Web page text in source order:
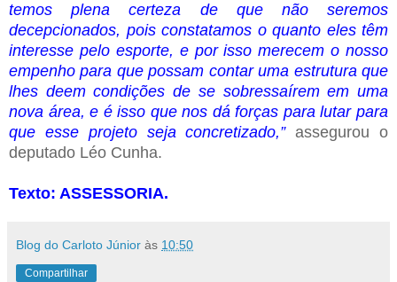
temos plena certeza de que não seremos
decepcionados, pois constatamos o quanto eles têm
interesse pelo esporte, e por isso merecem o nosso
empenho para que possam contar uma estrutura que
lhes deem condições de se sobressaírem em uma
nova área, e é isso que nos dá forças para lutar para
que esse projeto seja concretizado,”assegurou o
deputado Léo Cunha.
Texto: ASSESSORIA.
Blog do Carloto Júnior às 10:50
Compartilhar